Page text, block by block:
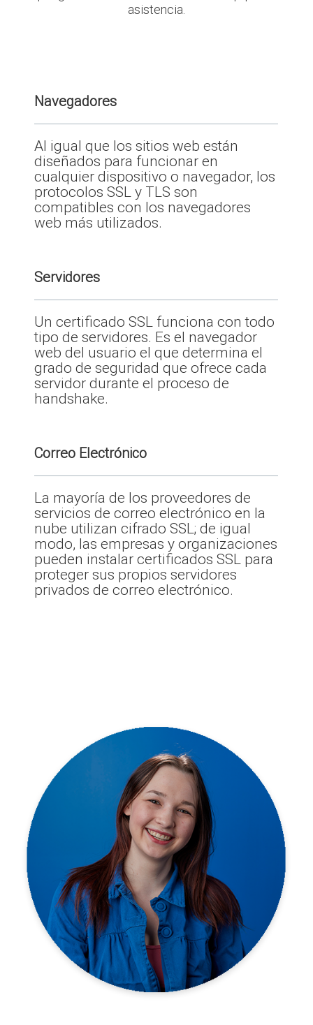
asistencia.
Navegadores
Al igual que los sitios web están
diseñados para funcionar en
cualquier dispositivo o navegador, los
protocolos SSL y TLS son
compatibles con los navegadores
web más utilizados.
Servidores
Un certificado SSL funciona con todo
tipo de servidores. Es el navegador
web del usuario el que determina el
grado de seguridad que ofrece cada
servidor durante el proceso de
handshake.
Correo Electrónico
La mayoría de los proveedores de
servicios de correo electrónico en la
nube utilizan cifrado SSL; de igual
modo, las empresas y organizaciones
pueden instalar certificados SSL para
proteger sus propios servidores
privados de correo electrónico.